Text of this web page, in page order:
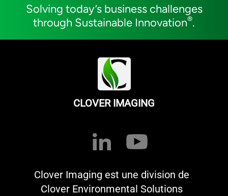
Solving today’s business challenges
through Sustainable Innovation®.
CLOVER IMAGING
Clover Imaging est une division de
Clover Environmental Solutions